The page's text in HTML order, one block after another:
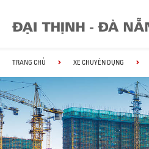
TRANG CHỦ XE CHUYÊN DỤNG